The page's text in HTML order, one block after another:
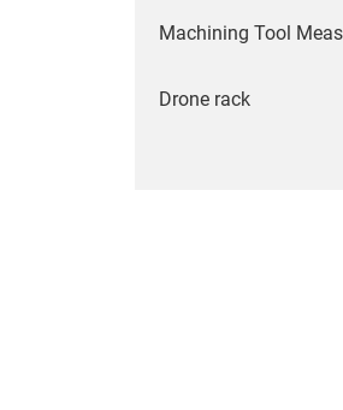
Machining Tool
Drone rack